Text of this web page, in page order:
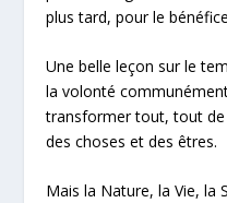
plus tard, pour le
Une belle leçon sur le
la volonté
transformer tout, tout de
des choses et des êtres.
Mais la Nature, la Vie, la